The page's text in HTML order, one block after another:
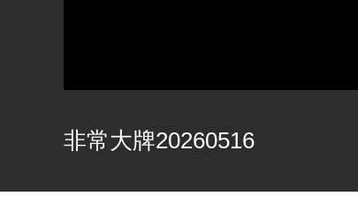
非常大牌20260516